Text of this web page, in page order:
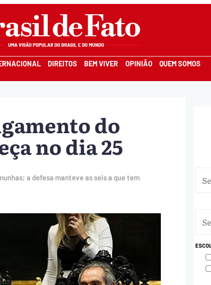
DIREITOS BEM VIVER OPINIÃO QUEM SOMOS
do
no dia 25
a defesa manteve as seis a que tem